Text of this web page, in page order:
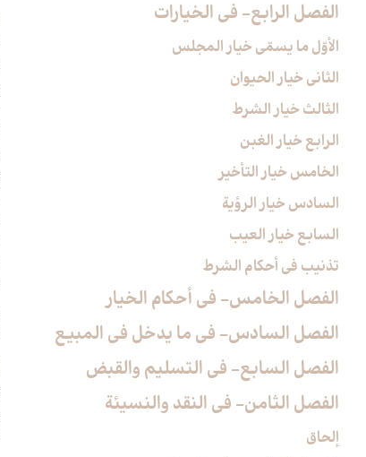
الفصل الرابع- في الخيارات‏
الأوّل ما يسمّى خيار المجلس
الثاني خيار الحيوان
الثالث خيار الشرط
الرابع خيار الغبن
الخامس خيار التأخير
السادس خيار الرؤية
السابع خيار العيب
تذنيب في أحكام الشرط
الفصل الخامس- في أحكام الخيار
الفصل السادس- في ما يدخل في المبيع‏
الفصل السابع- في التسليم والقبض‏
الفصل الثامن- في النقد والنسيئة
إلحاق